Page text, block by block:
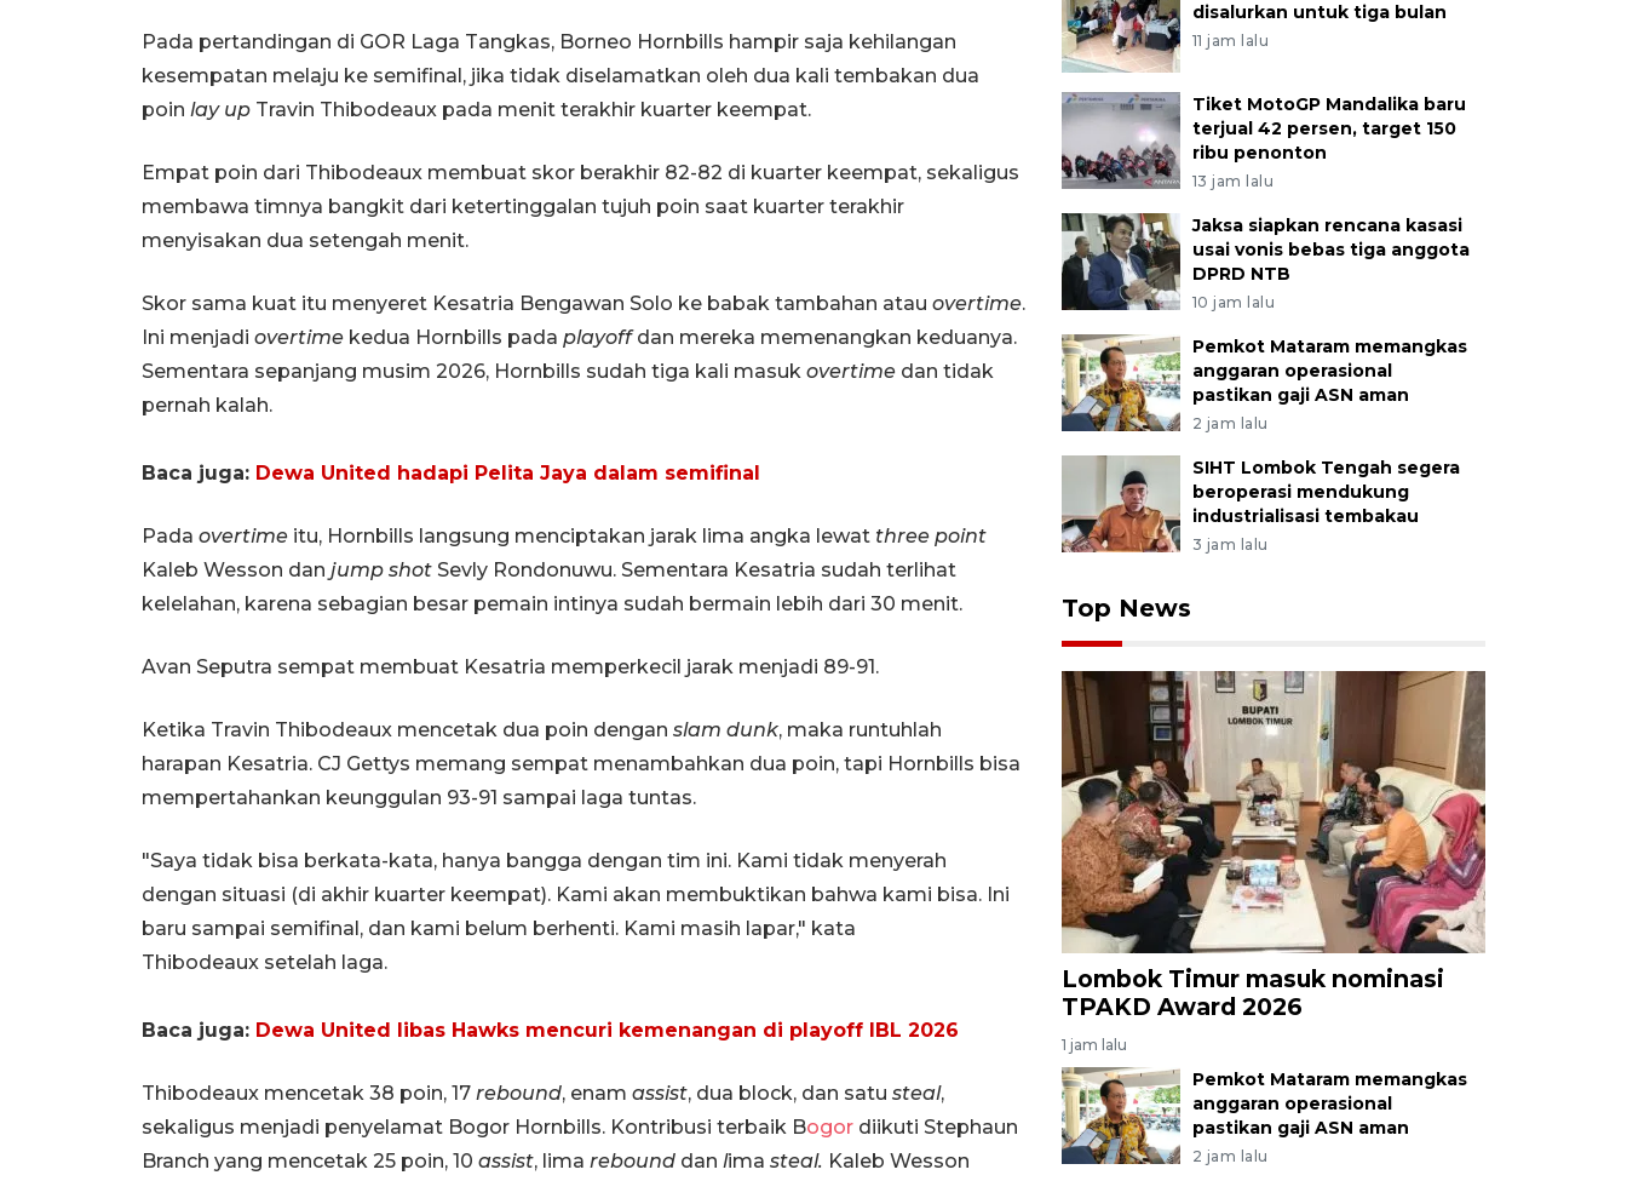
Pada pertandingan di GOR Laga Tangkas, Borneo Hornbills hampir saja kehilangan
kesempatan melaju ke semifinal, jika tidak diselamatkan oleh dua kali tembakan dua
poin lay up Travin Thibodeaux pada menit terakhir kuarter keempat.
Empat poin dari Thibodeaux membuat skor berakhir 82-82 di kuarter keempat, sekaligus
membawa timnya bangkit dari ketertinggalan tujuh poin saat kuarter terakhir
menyisakan dua setengah menit.
Skor sama kuat itu menyeret Kesatria Bengawan Solo ke babak tambahan atau overtime.
Ini menjadi overtime kedua Hornbills pada playoffdan mereka memenangkan keduanya.
Sementara sepanjang musim 2026, Hornbills sudah tiga kali masuk overtime dan tidak
pernah kalah.
Baca juga: Dewa United hadapi Pelita Jaya dalam semifinal
Pada overtime itu, Hornbills langsung menciptakan jarak lima angka lewat three point
Kaleb Wesson dan jump shot Sevly Rondonuwu. Sementara Kesatria sudah terlihat
kelelahan, karena sebagian besar pemain intinya sudah bermain lebih dari 30 menit.
Avan Seputra sempat membuat Kesatria memperkecil jarak menjadi 89-91.
Ketika Travin Thibodeaux mencetak dua poin dengan slam dunk, maka runtuhlah
harapan Kesatria. CJ Gettys memang sempat menambahkan dua poin, tapi Hornbills bisa
mempertahankan keunggulan 93-91 sampai laga tuntas.
"Saya tidak bisa berkata-kata, hanya bangga dengan tim ini. Kami tidak menyerah
dengan situasi (di akhir kuarter keempat). Kami akan membuktikan bahwa kami bisa. Ini
baru sampai semifinal, dan kami belum berhenti. Kami masih lapar," kata
Thibodeaux setelah laga.
Baca juga: Dewa United libas Hawks mencuri kemenangan di playoff IBL 2026
Thibodeaux mencetak 38 poin, 17 rebound, enam assist, dua block, dan satu steal,
sekaligus menjadi penyelamat Bogor Hornbills. Kontribusi terbaik Bogor diikuti Stephaun
Branch yang mencetak 25 poin, 10 assist, lima rebound dan lima steal. Kaleb Wesson
disalurkan untuk tiga bulan
11 jam lalu
Tiket MotoGP Mandalika baru
terjual 42 persen, target 150
ribu penonton
13 jam lalu
Jaksa siapkan rencana kasasi
usai vonis bebas tiga anggota
DPRD NTB
10 jam lalu
Pemkot Mataram memangkas
anggaran operasional
pastikan gaji ASN aman
2 jam lalu
SIHT Lombok Tengah segera
beroperasi mendukung
industrialisasi tembakau
3 jam lalu
Top News
Lombok Timur masuk nominasi
TPAKD Award 2026
1 jam lalu
Pemkot Mataram memangkas
anggaran operasional
pastikan gaji ASN aman
2 jam lalu